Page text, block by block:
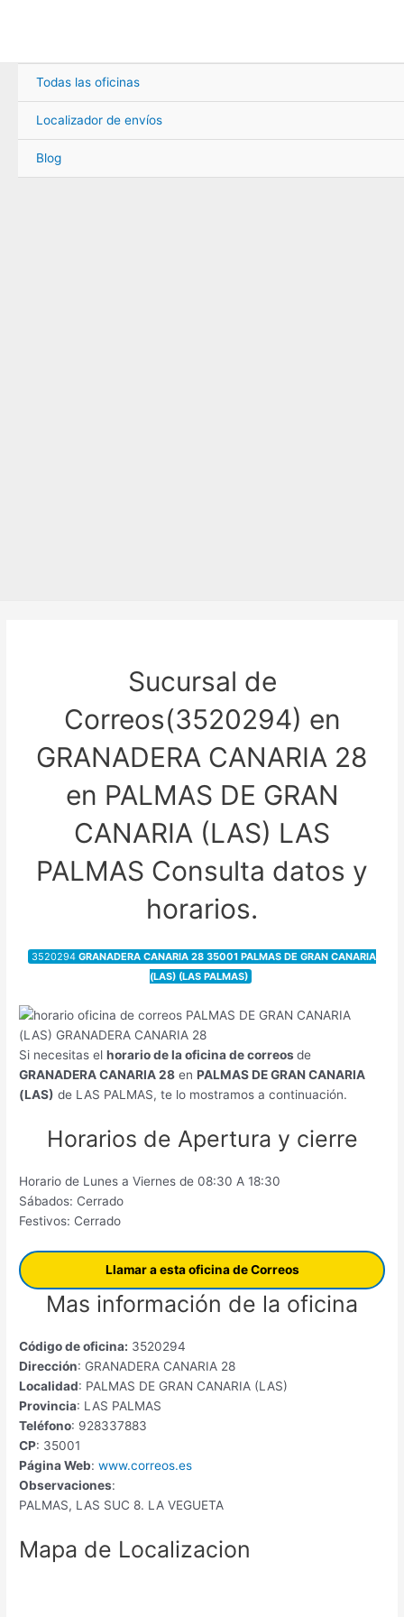
Todas las oficinas
Localizador de envíos
Blog
Sucursal de
Correos(3520294) en
GRANADERA CANARIA 28
en PALMAS DE GRAN
CANARIA (LAS) LAS
PALMAS Consulta datos y
horarios.
3520294 GRANADERA CANARIA 28 35001 PALMAS DE GRAN CANARIA
(LAS) (LAS PALMAS)
Si necesitas elhorario de la oficina de correosde
GRANADERA CANARIA 28 enPALMAS DE GRAN CANARIA
(LAS) de LAS PALMAS, te lo mostramos a continuación.
Horarios de Apertura y cierre
Horario de Lunes a Viernes de 08:30 A 18:30
Sábados: Cerrado
Festivos: Cerrado
Llamar a esta oficina de Correos
Mas información de la oficina
Código de oficina: 3520294
Dirección: GRANADERA CANARIA 28
Localidad: PALMAS DE GRAN CANARIA (LAS)
Provincia: LAS PALMAS
Teléfono: 928337883
CP: 35001
Página Web: www.correos.es
Observaciones:
PALMAS, LAS SUC 8. LA VEGUETA
Mapa de Localizacion